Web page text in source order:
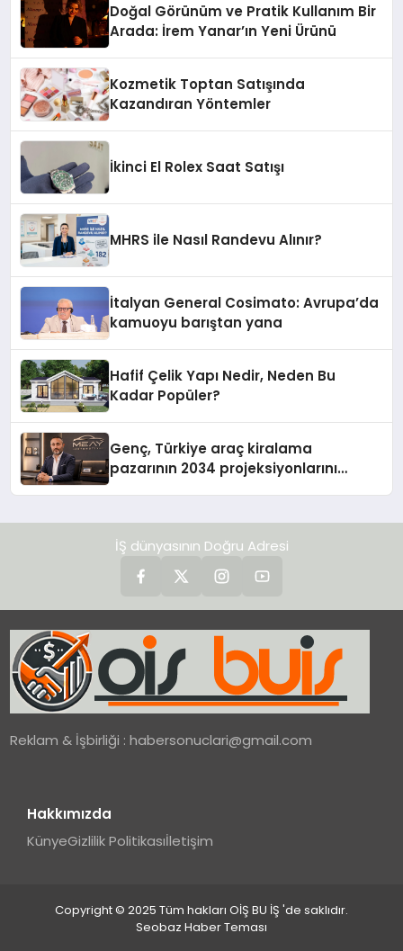
Doğal Görünüm ve Pratik Kullanım Bir
Arada: İrem Yanar’ın Yeni Ürünü
Kozmetik Toptan Satışında
Kazandıran Yöntemler
İkinci El Rolex Saat Satışı
MHRS ile Nasıl Randevu Alınır?
İtalyan General Cosimato: Avrupa’da
kamuoyu barıştan yana
Hafif Çelik Yapı Nedir, Neden Bu
Kadar Popüler?
Genç, Türkiye araç kiralama
pazarının 2034 projeksiyonlarını
İŞ dünyasının Doğru Adresi
Reklam & İşbirliği :habersonuclari@gmail.com
Hakkımızda
KünyeGizlilik Politikasıİletişim
Copyright © 2025 Tüm hakları OİŞ BU İŞ 'de saklıdır.
Seobaz Haber Teması